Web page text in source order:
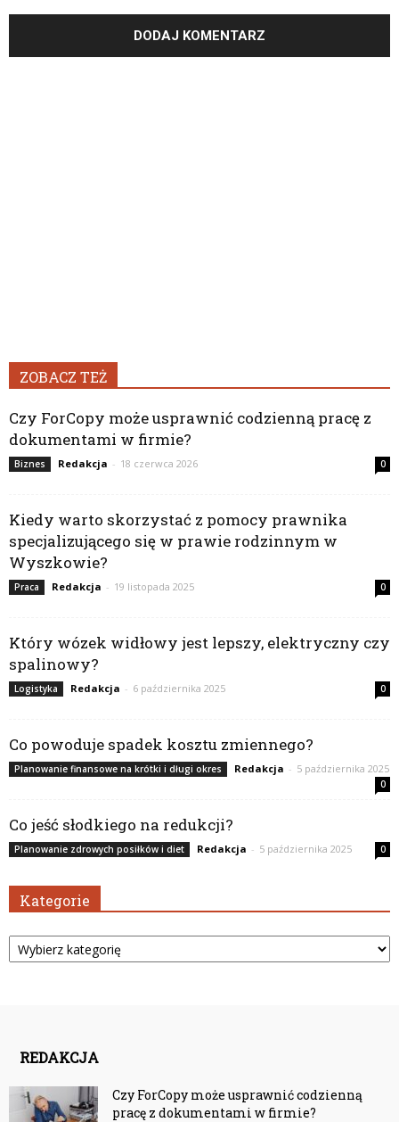
ZOBACZ TEŻ
Czy ForCopy może usprawnić codzienną pracę z
dokumentami w firmie?
Biznes Redakcja - 18 czerwca 2026 0
Kiedy warto skorzystać z pomocy prawnika
specjalizującego się w prawie rodzinnym w
Wyszkowie?
Praca Redakcja - 19 listopada 2025 0
Który wózek widłowy jest lepszy, elektryczny czy
spalinowy?
Logistyka Redakcja - 6 października 2025 0
Co powoduje spadek kosztu zmiennego?
Planowanie finansowe na krótki i długi okres Redakcja - 5 października 2025
0
Co jeść słodkiego na redukcji?
Planowanie zdrowych posiłków i diet Redakcja - 5 października 2025 0
Kategorie
Kategorie
REDAKCJA
Czy ForCopy może usprawnić codzienną
pracę z dokumentami w firmie?